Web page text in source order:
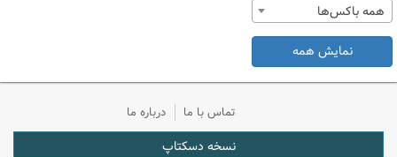
همه باکس‌ها
نمایش همه
تماس با ما درباره ما
نسخه دسکتاپ